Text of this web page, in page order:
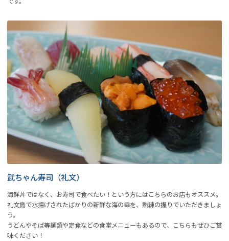
武ちゃん寿司（礼文）
海鮮丼ではなく、お寿司で食べたい！という方にはこちらのお店もオススメ。
礼文島で水揚げされたばかりの新鮮な海の幸を、熟練の握りでいただきましょ
う。
うどんやそば等麺類や定食などの食堂メニューもあるので、こちらもぜひご賞
味ください！